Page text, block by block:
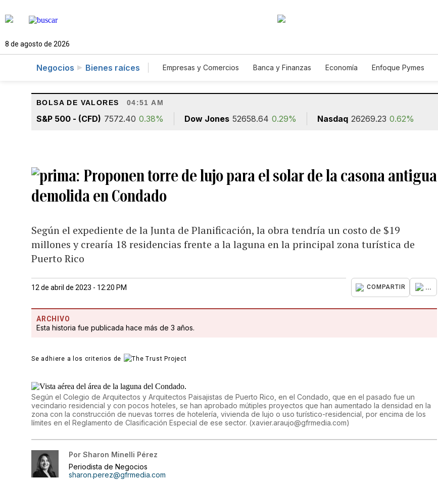
8 de agosto de 2026
Negocios Bienes raíces Empresas y Comercios Banca y Finanzas Economía Enfoque Pymes
BOLSA DE VALORES 04:51 AM
S&P 500 - (CFD) 7572.40 0.38% Dow Jones 52658.64 0.29% Nasdaq 26269.23 0.62%
Proponen torre de lujo para el solar de la casona antigua
demolida en Condado
Según el expediente de la Junta de Planificación, la obra tendría un costo de $19
millones y crearía 18 residencias frente a la laguna en la principal zona turística de
Puerto Rico
12 de abril de 2023 - 12:20 PM COMPARTIR ...
ARCHIVO
Esta historia fue publicada hace más de 3 años.
Se adhiere a los criterios de
Según el Colegio de Arquitectos y Arquitectos Paisajistas de Puerto Rico, en el Condado, que en el pasado fue un
vecindario residencial y con pocos hoteles, se han aprobado mútiples proyectos que han aumentado la densidad en la
zona con la construcción de nuevas torres de hotelería, vivienda de lujo o uso turístico-residencial, por encima de los
límites en el Reglamento de Clasificación Especial de ese sector. (xavier.araujo@gfrmedia.com)
Por Sharon Minelli Pérez
Periodista de Negocios
sharon.perez@gfrmedia.com